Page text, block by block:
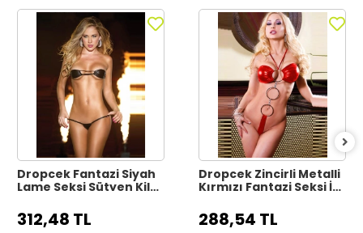
Dropcek Fantazi Siyah
Lame Seksi Sütyen Kilot
312,48 TL
Dropcek Zincirli Metalli
Kırmızı Fantazi Seksi İç
288,54 TL